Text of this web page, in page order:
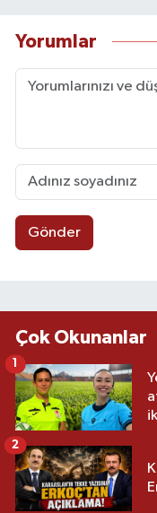
Yorumlar
Gönder
Çok Okunanlar
2